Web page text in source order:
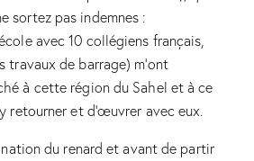
sortez pas indemnes :
avec 10 collégiens français,
travaux de barrage) m’ont
à cette région du Sahel et à ce
retourner et d’œuvrer avec eux.
du renard et avant de partir